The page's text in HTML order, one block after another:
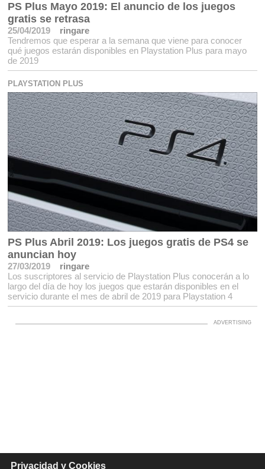
PS Plus Mayo 2019: El anuncio de los juegos
gratis se retrasa
25/04/2019
ringare
Tendremos que esperar a la semana que viene para conocer
qué juegos estarán disponibles en Playstation Plus para mayo
de 2019
PLAYSTATION PLUS
PS Plus Abril 2019: Los juegos gratis de PS4 se
anuncian hoy
27/03/2019
ringare
Los suscriptores al servicio de Playstation Plus conocerán a lo
largo del día de hoy los juegos que estarán disponibles en el
servicio durante el mes de abril de 2019 para Playstation 4
Privacidad y Cookies